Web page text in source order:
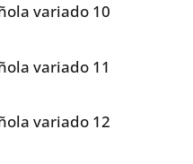
variado 10
variado 11
variado 12